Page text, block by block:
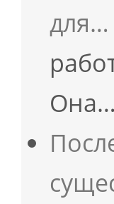
для…
Она…